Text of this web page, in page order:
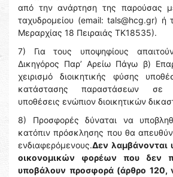
από την ανάρτηση της παρούσας
ταχυδρομείου (email: tals@hcg.gr) ή
Μεραρχίας 18 Πειραιάς ΤΚ18535).
7) Για τους υποψηφίους
Δικηγόρος Παρ’ Αρείω Πάγω β)
χειρισμό διοικητικής φύσης
κατάστασης παραστάσεων σε
υποθέσεις ενώπιον διοικητικών
8) Προσφορές δύναται να
κατόπιν πρόσκλησης που θα
ενδιαφερόμενους.Δεν
οικονομικών φορέων που δεν
υποβάλουν προσφορά (άρθρο 120,